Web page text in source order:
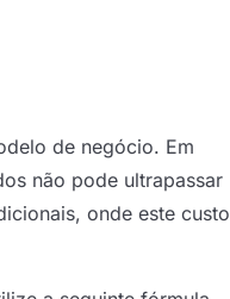
de negócio. Em
não pode ultrapassar
onde este custo